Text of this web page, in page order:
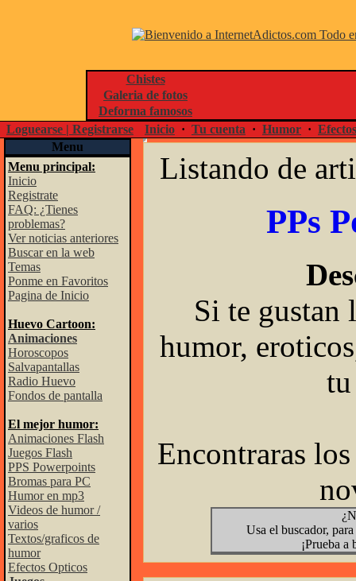
Chistes
Galeria de fotos
Deforma famosos
Loguearse | Registrarse
Inicio · Tu cuenta · Humor ·
Menu
Menu principal:
Inicio
Registrate
FAQ: ¿Tienes
problemas?
Ver noticias anteriores
Buscar en la web
Temas
Ponme en Favoritos
Pagina de Inicio
Huevo Cartoon:
Animaciones
Horoscopos
Salvapantallas
Radio Huevo
Fondos de pantalla
El mejor humor:
Animaciones Flash
Juegos Flash
PPS Powerpoints
Bromas para PC
Humor en mp3
Videos de humor /
varios
Textos/graficos de
humor
Efectos Opticos
Listando de
PPs
Si te gustan
humor,
Encontraras
Usa el buscador,
¡Prueba a